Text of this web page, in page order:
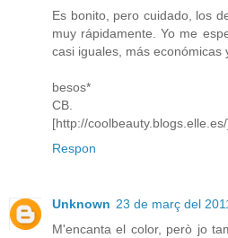
Es bonito, pero cuidado, los
muy rápidamente. Yo me
casi iguales, más económicas
besos*
CB.
[http://
Respon
Unknown 23 de març del
M'encanta el color, però jo